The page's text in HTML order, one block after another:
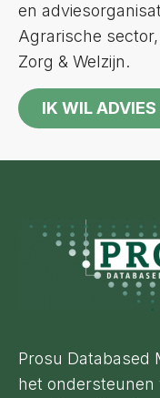
en
Agrarische
Zorg & Welzijn.
IK WIL
Footer
Prosu Databased
het ondersteunen